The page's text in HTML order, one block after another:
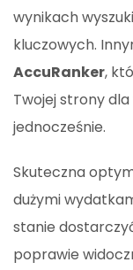
wynikach
kluczowych.
AccuRanker,
Twojej strony
jednocześnie.
Skuteczna
dużymi
stanie
poprawie